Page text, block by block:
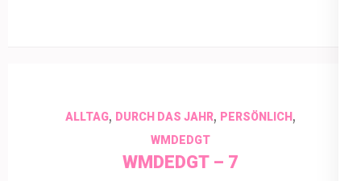
ALLTAG, DURCH DAS JAHR, PERSÖNLICH,
WMDEDGT
WMDEDGT – 7